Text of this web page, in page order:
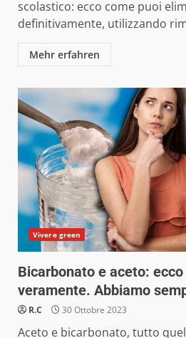
scolastico: ecco come puoi
definitivamente, utilizzando
Mehr erfahren
Vivere green
Bicarbonato e aceto:
veramente. Abbiamo
R.C 30 Ottobre 2023
Aceto e bicarbonato, tutto